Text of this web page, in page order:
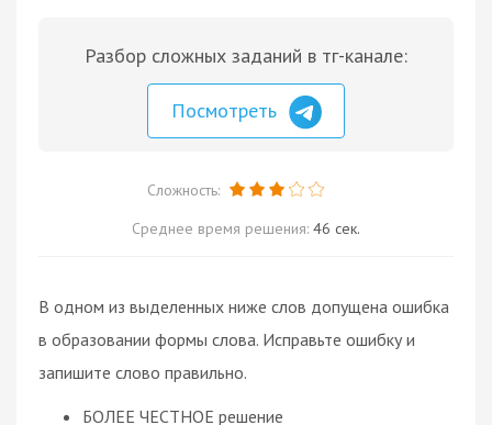
Разбор сложных заданий в тг-канале:
Посмотреть
Сложность:
Среднее время решения: 46 сек.
В одном из выделенных ниже слов допущена ошибка
в образовании формы слова. Исправьте ошибку и
запишите слово правильно.
БОЛЕЕ ЧЕСТНОЕ решение